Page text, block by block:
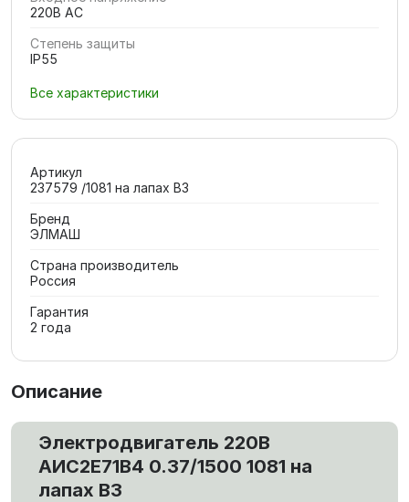
220В AC
Степень защиты
IP55
Все характеристики
Артикул
237579 /1081 на лапах В3
Бренд
ЭЛМАШ
Страна производитель
Россия
Гарантия
2 года
Описание
Электродвигатель 220В
АИС2Е71В4 0.37/1500 1081 на
лапах В3